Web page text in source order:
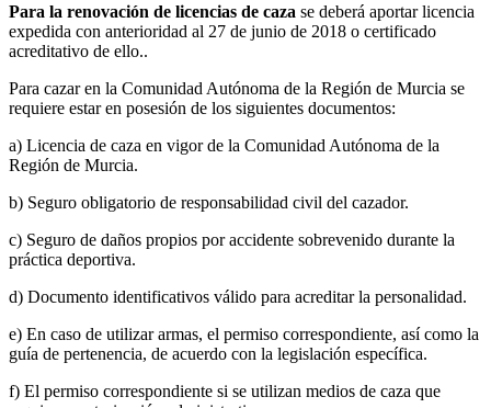
Para la renovación de licencias de caza se deberá aportar licencia
expedida con anterioridad al 27 de junio de 2018 o certificado
acreditativo de ello..
Para cazar en la Comunidad Autónoma de la Región de Murcia se
requiere estar en posesión de los siguientes documentos:
a) Licencia de caza en vigor de la Comunidad Autónoma de la
Región de Murcia.
b) Seguro obligatorio de responsabilidad civil del cazador.
c) Seguro de daños propios por accidente sobrevenido durante la
práctica deportiva.
d) Documento identificativos válido para acreditar la personalidad.
e) En caso de utilizar armas, el permiso correspondiente, así como la
guía de pertenencia, de acuerdo con la legislación específica.
f) El permiso correspondiente si se utilizan medios de caza que